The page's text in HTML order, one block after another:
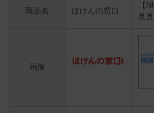
商品名 ほけんの窓口
【
見
画像